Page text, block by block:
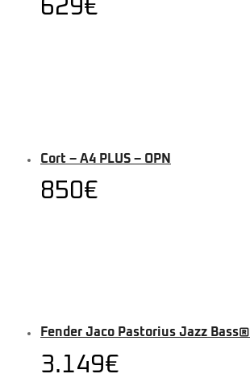
629€
Cort – A4 PLUS – OPN
850€
Fender Jaco Pastorius Jazz Bass®
3.149€